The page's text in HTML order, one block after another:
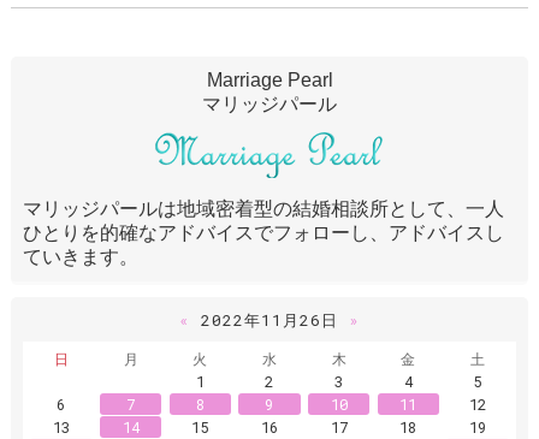
Marriage Pearl
マリッジパール
マリッジパールは地域密着型の結婚相談所として、一人
ひとりを的確なアドバイスでフォローし、アドバイスし
ていきます。
« 2022年11月26日
»
日
月 火 水 木 金
土
1
2 3 4
5
6
7 8 9 10 11
12
13
14 15 16 17 18
19